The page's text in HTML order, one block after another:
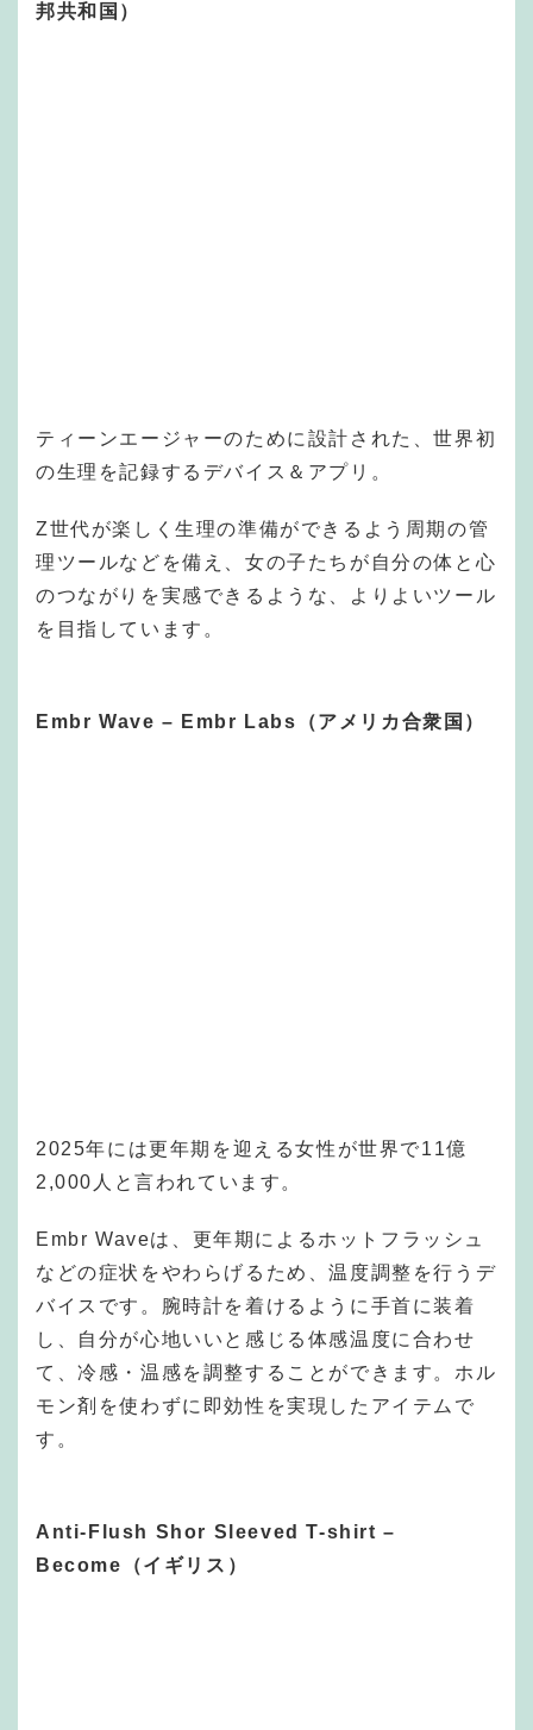
邦共和国）
ティーンエージャーのために設計された、世界初
の生理を記録するデバイス＆アプリ。
Z世代が楽しく生理の準備ができるよう周期の管
理ツールなどを備え、女の子たちが自分の体と心
のつながりを実感できるような、よりよいツール
を目指しています。
Embr Wave – Embr Labs（アメリカ合衆国）
2025年には更年期を迎える女性が世界で11億
2,000人と言われています。
Embr Waveは、更年期によるホットフラッシュ
などの症状をやわらげるため、温度調整を行うデ
バイスです。腕時計を着けるように手首に装着
し、自分が心地いいと感じる体感温度に合わせ
て、冷感・温感を調整することができます。ホル
モン剤を使わずに即効性を実現したアイテムで
す。
Anti-Flush Shor Sleeved T-shirt –
Become（イギリス）